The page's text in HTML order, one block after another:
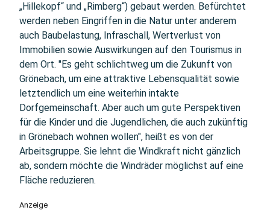
„Hillekopf“ und „Rimberg“) gebaut werden. Befürchtet
werden neben Eingriffen in die Natur unter anderem
auch Baubelastung, Infraschall, Wertverlust von
Immobilien sowie Auswirkungen auf den Tourismus in
dem Ort. "Es geht schlichtweg um die Zukunft von
Grönebach, um eine attraktive Lebensqualität sowie
letztendlich um eine weiterhin intakte
Dorfgemeinschaft. Aber auch um gute Perspektiven
für die Kinder und die Jugendlichen, die auch zukünftig
in Grönebach wohnen wollen", heißt es von der
Arbeitsgruppe. Sie lehnt die Windkraft nicht gänzlich
ab, sondern möchte die Windräder möglichst auf eine
Fläche reduzieren.
Anzeige